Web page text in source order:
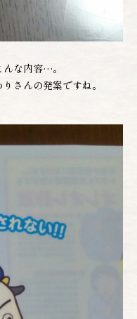
な内容…。
さんの発案ですね。